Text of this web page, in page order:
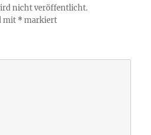
nicht veröffentlicht.
mit *markiert